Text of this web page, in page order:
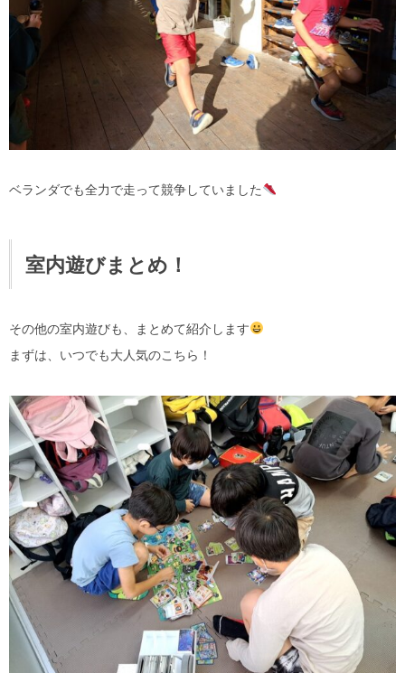
ベランダでも全力で走って競争していました
室内遊びまとめ！
その他の室内遊びも、まとめて紹介します
まずは、いつでも大人気のこちら！